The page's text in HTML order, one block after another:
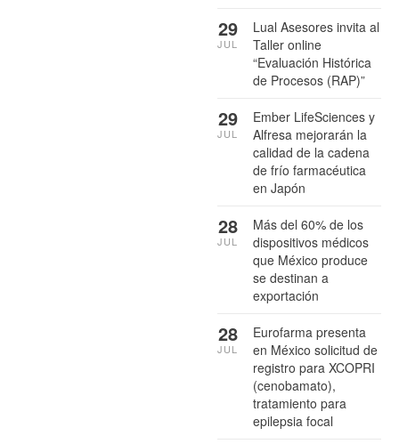
Lual Asesores invita al
Taller online
“Evaluación Histórica
de Procesos (RAP)”
29
JUL
Ember LifeSciences y
Alfresa mejorarán la
calidad de la cadena
de frío farmacéutica
en Japón
29
JUL
Más del 60% de los
dispositivos médicos
que México produce
se destinan a
exportación
28
JUL
Eurofarma presenta
en México solicitud de
registro para XCOPRI
(cenobamato),
tratamiento para
epilepsia focal
28
JUL